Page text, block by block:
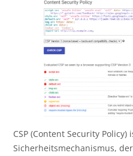
CSP (Content Security Policy)
Sicherheitsmechanismus,